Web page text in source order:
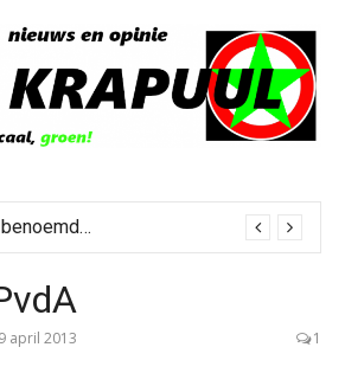
Todd Blanche benoemd tot Attorney General
april 2013 1